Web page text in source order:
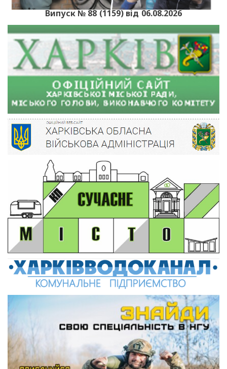
Випуск № 88 (1159) від 06.08.2026